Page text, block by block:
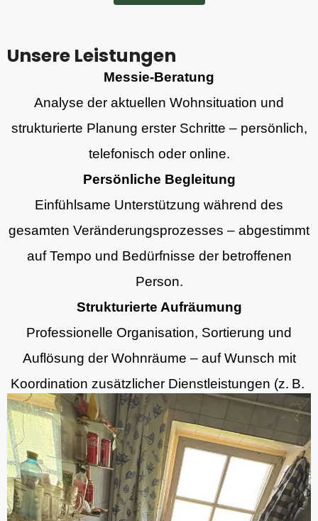
Unsere Leistungen
Messie-Beratung
Analyse der aktuellen Wohnsituation und
strukturierte Planung erster Schritte – persönlich,
telefonisch oder online.
Persönliche Begleitung
Einfühlsame Unterstützung während des
gesamten Veränderungsprozesses – abgestimmt
auf Tempo und Bedürfnisse der betroffenen
Person.
Strukturierte Aufräumung
Professionelle Organisation, Sortierung und
Auflösung der Wohnräume – auf Wunsch mit
Koordination zusätzlicher Dienstleistungen (z. B.
Aufräumung, Entrümpelungsdiensten und
Grundreinigung).